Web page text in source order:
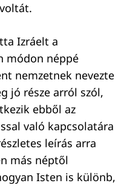
Izráelt a
módon néppé
nemzetnek nevezte
jó része arról szól,
ebből az
való kapcsolatára
leírás arra
más néptől
Isten is különb,